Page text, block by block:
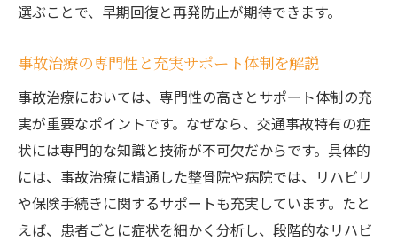
選ぶことで、早期回復と再発防止が期待できます。
事故治療の専門性と充実サポート体制を解説
事故治療においては、専門性の高さとサポート体制の充
実が重要なポイントです。なぜなら、交通事故特有の症
状には専門的な知識と技術が不可欠だからです。具体的
には、事故治療に精通した整骨院や病院では、リハビリ
や保険手続きに関するサポートも充実しています。たと
えば、患者ごとに症状を細かく分析し、段階的なリハビ